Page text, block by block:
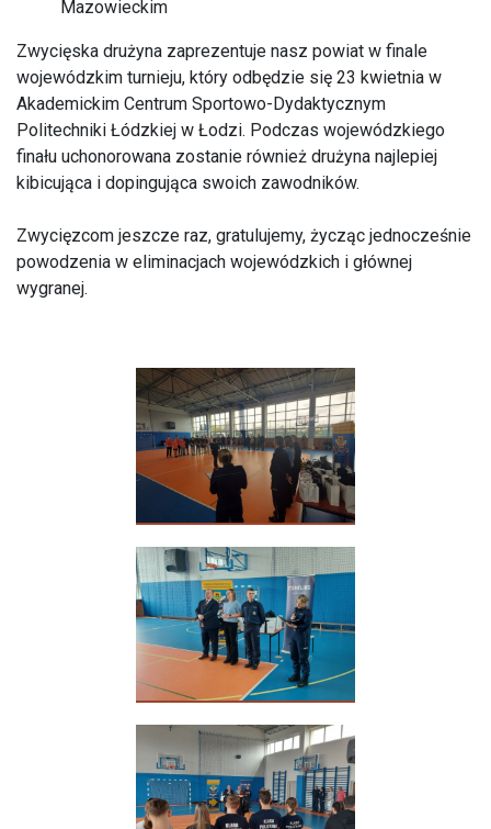
Mazowieckim
Zwycięska drużyna zaprezentuje nasz powiat w finale
wojewódzkim turnieju, który odbędzie się 23 kwietnia w
Akademickim Centrum Sportowo-Dydaktycznym
Politechniki Łódzkiej w Łodzi. Podczas wojewódzkiego
finału uchonorowana zostanie również drużyna najlepiej
kibicująca i dopingująca swoich zawodników.
Zwycięzcom jeszcze raz, gratulujemy, życząc jednocześnie
powodzenia w eliminacjach wojewódzkich i głównej
wygranej.